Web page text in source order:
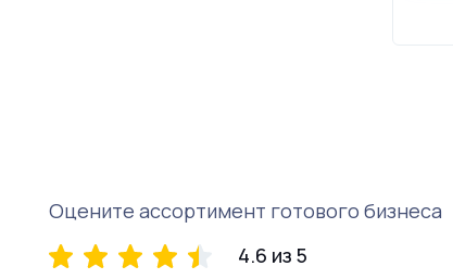
Оцените ассортимент готового бизнеса
4.6 из 5